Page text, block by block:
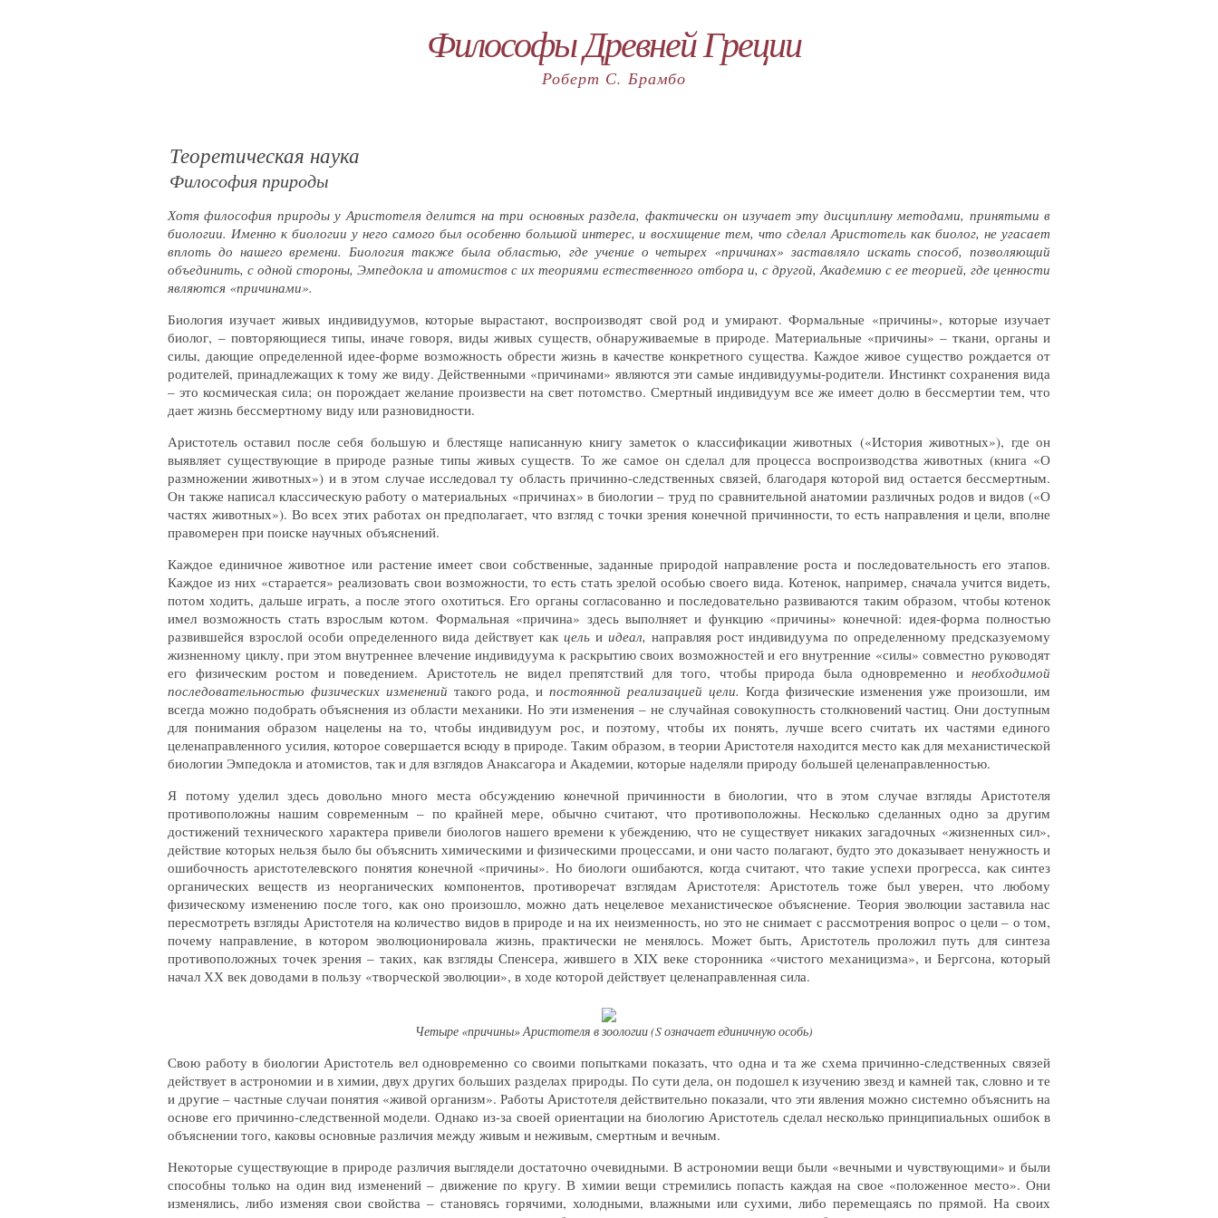
Философы Древней Греции
Роберт С. Брамбо
Теоретическая наука
Философия природы
Хотя философия природы у Аристотеля делится на три основных раздела, фактически он изучает эту дисциплину методами, принятыми в
биологии. Именно к биологии у него самого был особенно большой интерес, и восхищение тем, что сделал Аристотель как биолог, не угасает
вплоть до нашего времени. Биология также была областью, где учение о четырех «причинах» заставляло искать способ, позволяющий
объединить, с одной стороны, Эмпедокла и атомистов с их теориями естественного отбора и, с другой, Академию с ее теорией, где ценности
являются «причинами».
Биология изучает живых индивидуумов, которые вырастают, воспроизводят свой род и умирают. Формальные «причины», которые изучает
биолог, – повторяющиеся типы, иначе говоря, виды живых существ, обнаруживаемые в природе. Материальные «причины» – ткани, органы и
силы, дающие определенной идее-форме возможность обрести жизнь в качестве конкретного существа. Каждое живое существо рождается от
родителей, принадлежащих к тому же виду. Действенными «причинами» являются эти самые индивидуумы-родители. Инстинкт сохранения вида
– это космическая сила; он порождает желание произвести на свет потомство. Смертный индивидуум все же имеет долю в бессмертии тем, что
дает жизнь бессмертному виду или разновидности.
Аристотель оставил после себя большую и блестяще написанную книгу заметок о классификации животных («История животных»), где он
выявляет существующие в природе разные типы живых существ. То же самое он сделал для процесса воспроизводства животных (книга «О
размножении животных») и в этом случае исследовал ту область причинно-следственных связей, благодаря которой вид остается бессмертным.
Он также написал классическую работу о материальных «причинах» в биологии – труд по сравнительной анатомии различных родов и видов («О
частях животных»). Во всех этих работах он предполагает, что взгляд с точки зрения конечной причинности, то есть направления и цели, вполне
правомерен при поиске научных объяснений.
Каждое единичное животное или растение имеет свои собственные, заданные природой направление роста и последовательность его этапов.
Каждое из них «старается» реализовать свои возможности, то есть стать зрелой особью своего вида. Котенок, например, сначала учится видеть,
потом ходить, дальше играть, а после этого охотиться. Его органы согласованно и последовательно развиваются таким образом, чтобы котенок
имел возможность стать взрослым котом. Формальная «причина» здесь выполняет и функцию «причины» конечной: идея-форма полностью
развившейся взрослой особи определенного вида действует какцель и идеал, направляя рост индивидуума по определенному предсказуемому
жизненному циклу, при этом внутреннее влечение индивидуума к раскрытию своих возможностей и его внутренние «силы» совместно руководят
его физическим ростом и поведением. Аристотель не видел препятствий для того, чтобы природа была одновременно и необходимой
последовательностью физических изменений такого рода, ипостоянной реализацией цели. Когда физические изменения уже произошли, им
всегда можно подобрать объяснения из области механики. Но эти изменения – не случайная совокупность столкновений частиц. Они доступным
для понимания образом нацелены на то, чтобы индивидуум рос, и поэтому, чтобы их понять, лучше всего считать их частями единого
целенаправленного усилия, которое совершается всюду в природе. Таким образом, в теории Аристотеля находится место как для механистической
биологии Эмпедокла и атомистов, так и для взглядов Анаксагора и Академии, которые наделяли природу большей целенаправленностью.
Я потому уделил здесь довольно много места обсуждению конечной причинности в биологии, что в этом случае взгляды Аристотеля
противоположны нашим современным – по крайней мере, обычно считают, что противоположны. Несколько сделанных одно за другим
достижений технического характера привели биологов нашего времени к убеждению, что не существует никаких загадочных «жизненных сил»,
действие которых нельзя было бы объяснить химическими и физическими процессами, и они часто полагают, будто это доказывает ненужность и
ошибочность аристотелевского понятия конечной «причины». Но биологи ошибаются, когда считают, что такие успехи прогресса, как синтез
органических веществ из неорганических компонентов, противоречат взглядам Аристотеля: Аристотель тоже был уверен, что любому
физическому изменению после того, как оно произошло, можно дать нецелевое механистическое объяснение. Теория эволюции заставила нас
пересмотреть взгляды Аристотеля на количество видов в природе и на их неизменность, но это не снимает с рассмотрения вопрос о цели – о том,
почему направление, в котором эволюционировала жизнь, практически не менялось. Может быть, Аристотель проложил путь для синтеза
противоположных точек зрения – таких, как взгляды Спенсера, жившего в XIX веке сторонника «чистого механицизма», и Бергсона, который
начал ХХ век доводами в пользу «творческой эволюции», в ходе которой действует целенаправленная сила.
Четыре «причины» Аристотеля в зоологии (S означает единичную особь)
Свою работу в биологии Аристотель вел одновременно со своими попытками показать, что одна и та же схема причинно-следственных связей
действует в астрономии и в химии, двух других больших разделах природы. По сути дела, он подошел к изучению звезд и камней так, словно и те
и другие – частные случаи понятия «живой организм». Работы Аристотеля действительно показали, что эти явления можно системно объяснить на
основе его причинно-следственной модели. Однако из-за своей ориентации на биологию Аристотель сделал несколько принципиальных ошибок в
объяснении того, каковы основные различия между живым и неживым, смертным и вечным.
Некоторые существующие в природе различия выглядели достаточно очевидными. В астрономии вещи были «вечными и чувствующими» и были
способны только на один вид изменений – движение по кругу. В химии вещи стремились попасть каждая на свое «положенное место». Они
изменялись, либо изменяя свои свойства – становясь горячими, холодными, влажными или сухими, либо перемещаясь по прямой. На своих